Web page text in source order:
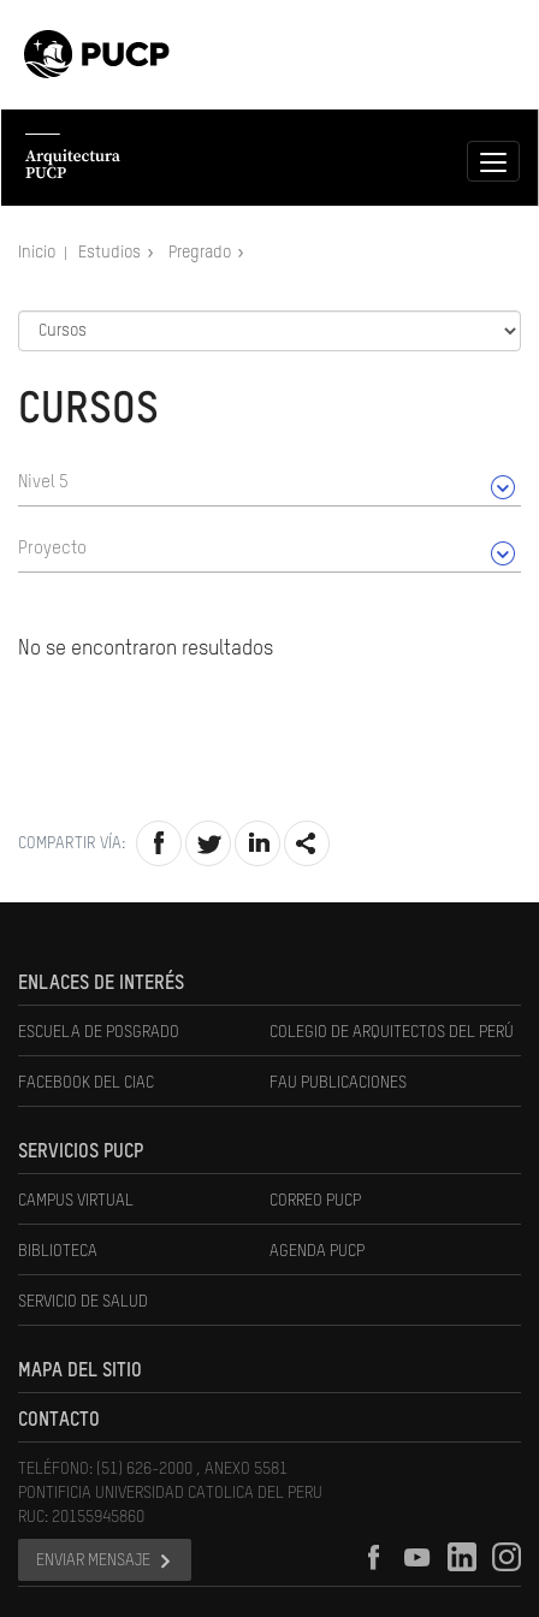
Inicio Estudios Pregrado
CURSOS
Nivel 5
Proyecto
No se encontraron resultados
COMPARTIR VÍA:
ENLACES DE INTERÉS
ESCUELA DE POSGRADO COLEGIO DE ARQUITECTOS DEL PERÚ
FACEBOOK DEL CIAC FAU PUBLICACIONES
SERVICIOS PUCP
CAMPUS VIRTUAL CORREO PUCP
BIBLIOTECA AGENDA PUCP
SERVICIO DE SALUD
MAPA DEL SITIO
CONTACTO
TELÉFONO: (51) 626-2000 , ANEXO 5581
PONTIFICIA UNIVERSIDAD CATOLICA DEL PERU
RUC: 20155945860
ENVIAR MENSAJE